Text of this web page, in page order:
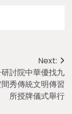
Next:
討院中華優找九
秀傳統文明傳習
所授牌儀式舉行